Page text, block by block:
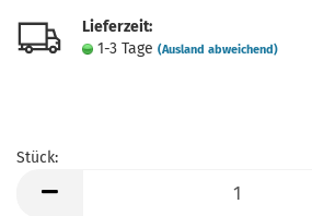
Lieferzeit:
1-3 Tage (Ausland abweichend)
Stück: